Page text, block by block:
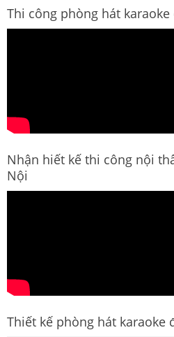
Thi công phòng hát karaoke
Nhận hiết kế thi công nội
Nội
Thiết kế phòng hát karaoke